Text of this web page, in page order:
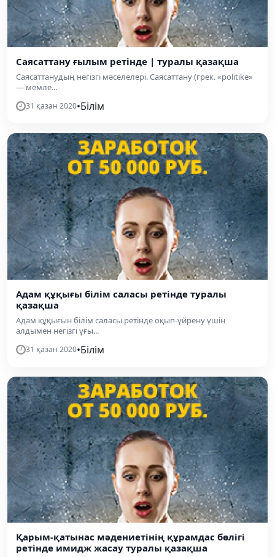
Саясаттану ғылым ретінде | туралы қазақша
Саясаттанудың негізгі мәселелері. Саясаттану (грек. «politike»
— мемле...
31 қазан 2020•Білім
Адам құқығы білім саласы ретінде туралы
қазақша
Адам құқығын білім саласы ретінде оқып-үйрену үшін
алдымен негізгі ұғы...
31 қазан 2020•Білім
Қарым-қатынас мәдениетінің құрамдас бөлігі
ретінде имидж жасау туралы қазақша